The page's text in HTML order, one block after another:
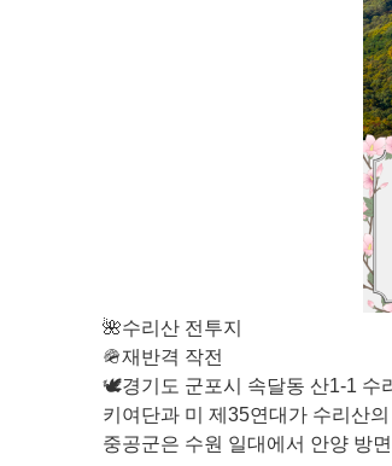
🌺수리산 전투지
🪖재반격 작전
🕊️경기도 군포시 속달동 산1-1 수
키여단과 미 제35연대가 수리산
중공군은 수원 일대에서 안양 방